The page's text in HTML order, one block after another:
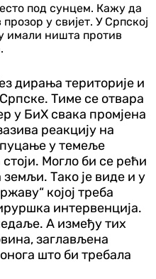
под сунцем. Кажу да
у свијет. У Српској
имали ништа против
дирања територије и
Тиме се отвара
у БиХ свака промјена
реакцију на
у темеље
Могло би се рећи
Тако је виде и у
којој треба
интервенција.
А између тих
заглављена
што би требала